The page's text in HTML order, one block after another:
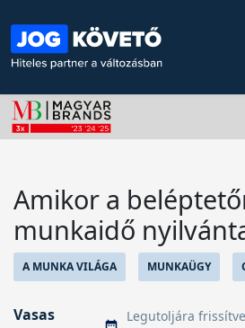
Amikor a
munkaidő
A MUNKA VILÁGA MUNKAÜGY
Vasas
Legutoljára